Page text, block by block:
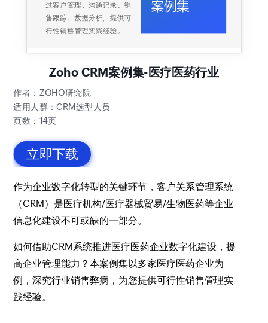
Zoho CRM案例集-医疗医药行业
作者：ZOHO研究院
适用人群：CRM选型人员
页数：14页
立即下载
作为企业数字化转型的关键环节，客户关系管理系统
（CRM）是医疗机构/医疗器械贸易/生物医药等企业
信息化建设不可或缺的一部分。
如何借助CRM系统推进医疗医药企业数字化建设，提
高企业管理能力？本案例集以多家医疗医药企业为
例，深究行业销售弊病，为您提供可行性销售管理实
践经验。